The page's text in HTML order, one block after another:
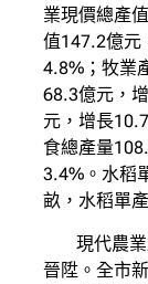
業現價總產
值147.2億元
4.8%；牧業
68.3億元，
元，增長
食總產量
3.4%。水稻
畝，水稻單
現代農
晉陞。全市